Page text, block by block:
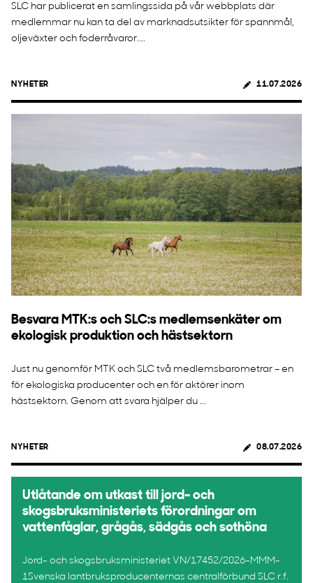
SLC har publicerat en samlingssida på vår webbplats där
medlemmar nu kan ta del av marknadsutsikter för spannmål,
oljeväxter och foderråvaror....
NYHETER 11.07.2026
Besvara MTK:s och SLC:s medlemsenkäter om
ekologisk produktion och hästsektorn
Just nu genomför MTK och SLC två medlemsbarometrar – en
för ekologiska producenter och en för aktörer inom
hästsektorn. Genom att svara hjälper du ...
NYHETER 08.07.2026
Utlåtande om utkast till jord- och
skogsbruksministeriets förordningar om
vattenfåglar, grågås, sädgås och sothöna
Jord- och skogsbruksministeriet VN/17452/2026-MMM-
1Svenska lantbruksproducenternas centralförbund SLC r.f.